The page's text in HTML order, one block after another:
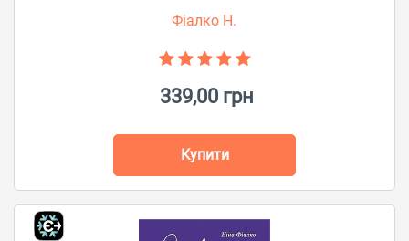
Фіалко Н.
339,00 грн
Купити